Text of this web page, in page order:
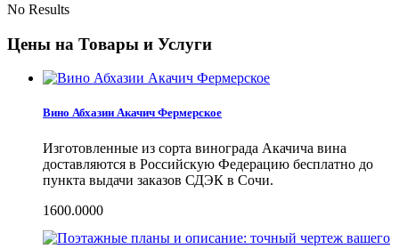
No Results
Цены на Товары и Услуги
Вино Абхазии Акачич Фермерское
Изготовленные из сорта винограда Акачича вина
доставляются в Российскую Федерацию бесплатно до
пункта выдачи заказов СДЭК в Сочи.
1600.0000